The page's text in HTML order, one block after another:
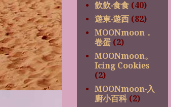
飲飲‧食食 (40)
遊東‧遊西 (82)
MOONmoon．
卷蛋 (2)
MOONmoon。
Icing Cookies
(2)
MOONmoon‧入
廚小百科 (2)